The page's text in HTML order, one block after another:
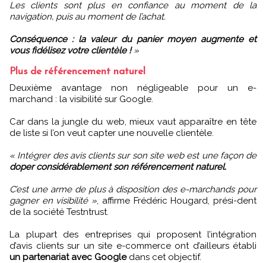
Les clients sont plus en confiance au moment de la
navigation, puis au moment de l’achat.
Conséquence : la valeur du panier moyen augmente et
vous fidélisez votre clientèle !»
Plus de référencement naturel
Deuxième avantage non négligeable pour un e-
marchand : la visibilité sur Google.
Car dans la jungle du web, mieux vaut apparaître en tête
de liste si l’on veut capter une nouvelle clientèle.
« Intégrer des avis clients sur son site web est une façon de
doper considérablement son référencement naturel.
C’est une arme de plus à disposition des e-marchands pour
gagner en visibilité », affirme Frédéric Hougard, prési-dent
de la société Testntrust.
La plupart des entreprises qui proposent l’intégration
d’avis clients sur un site e-commerce ont d’ailleurs établi
un partenariat avec Googledans cet objectif.